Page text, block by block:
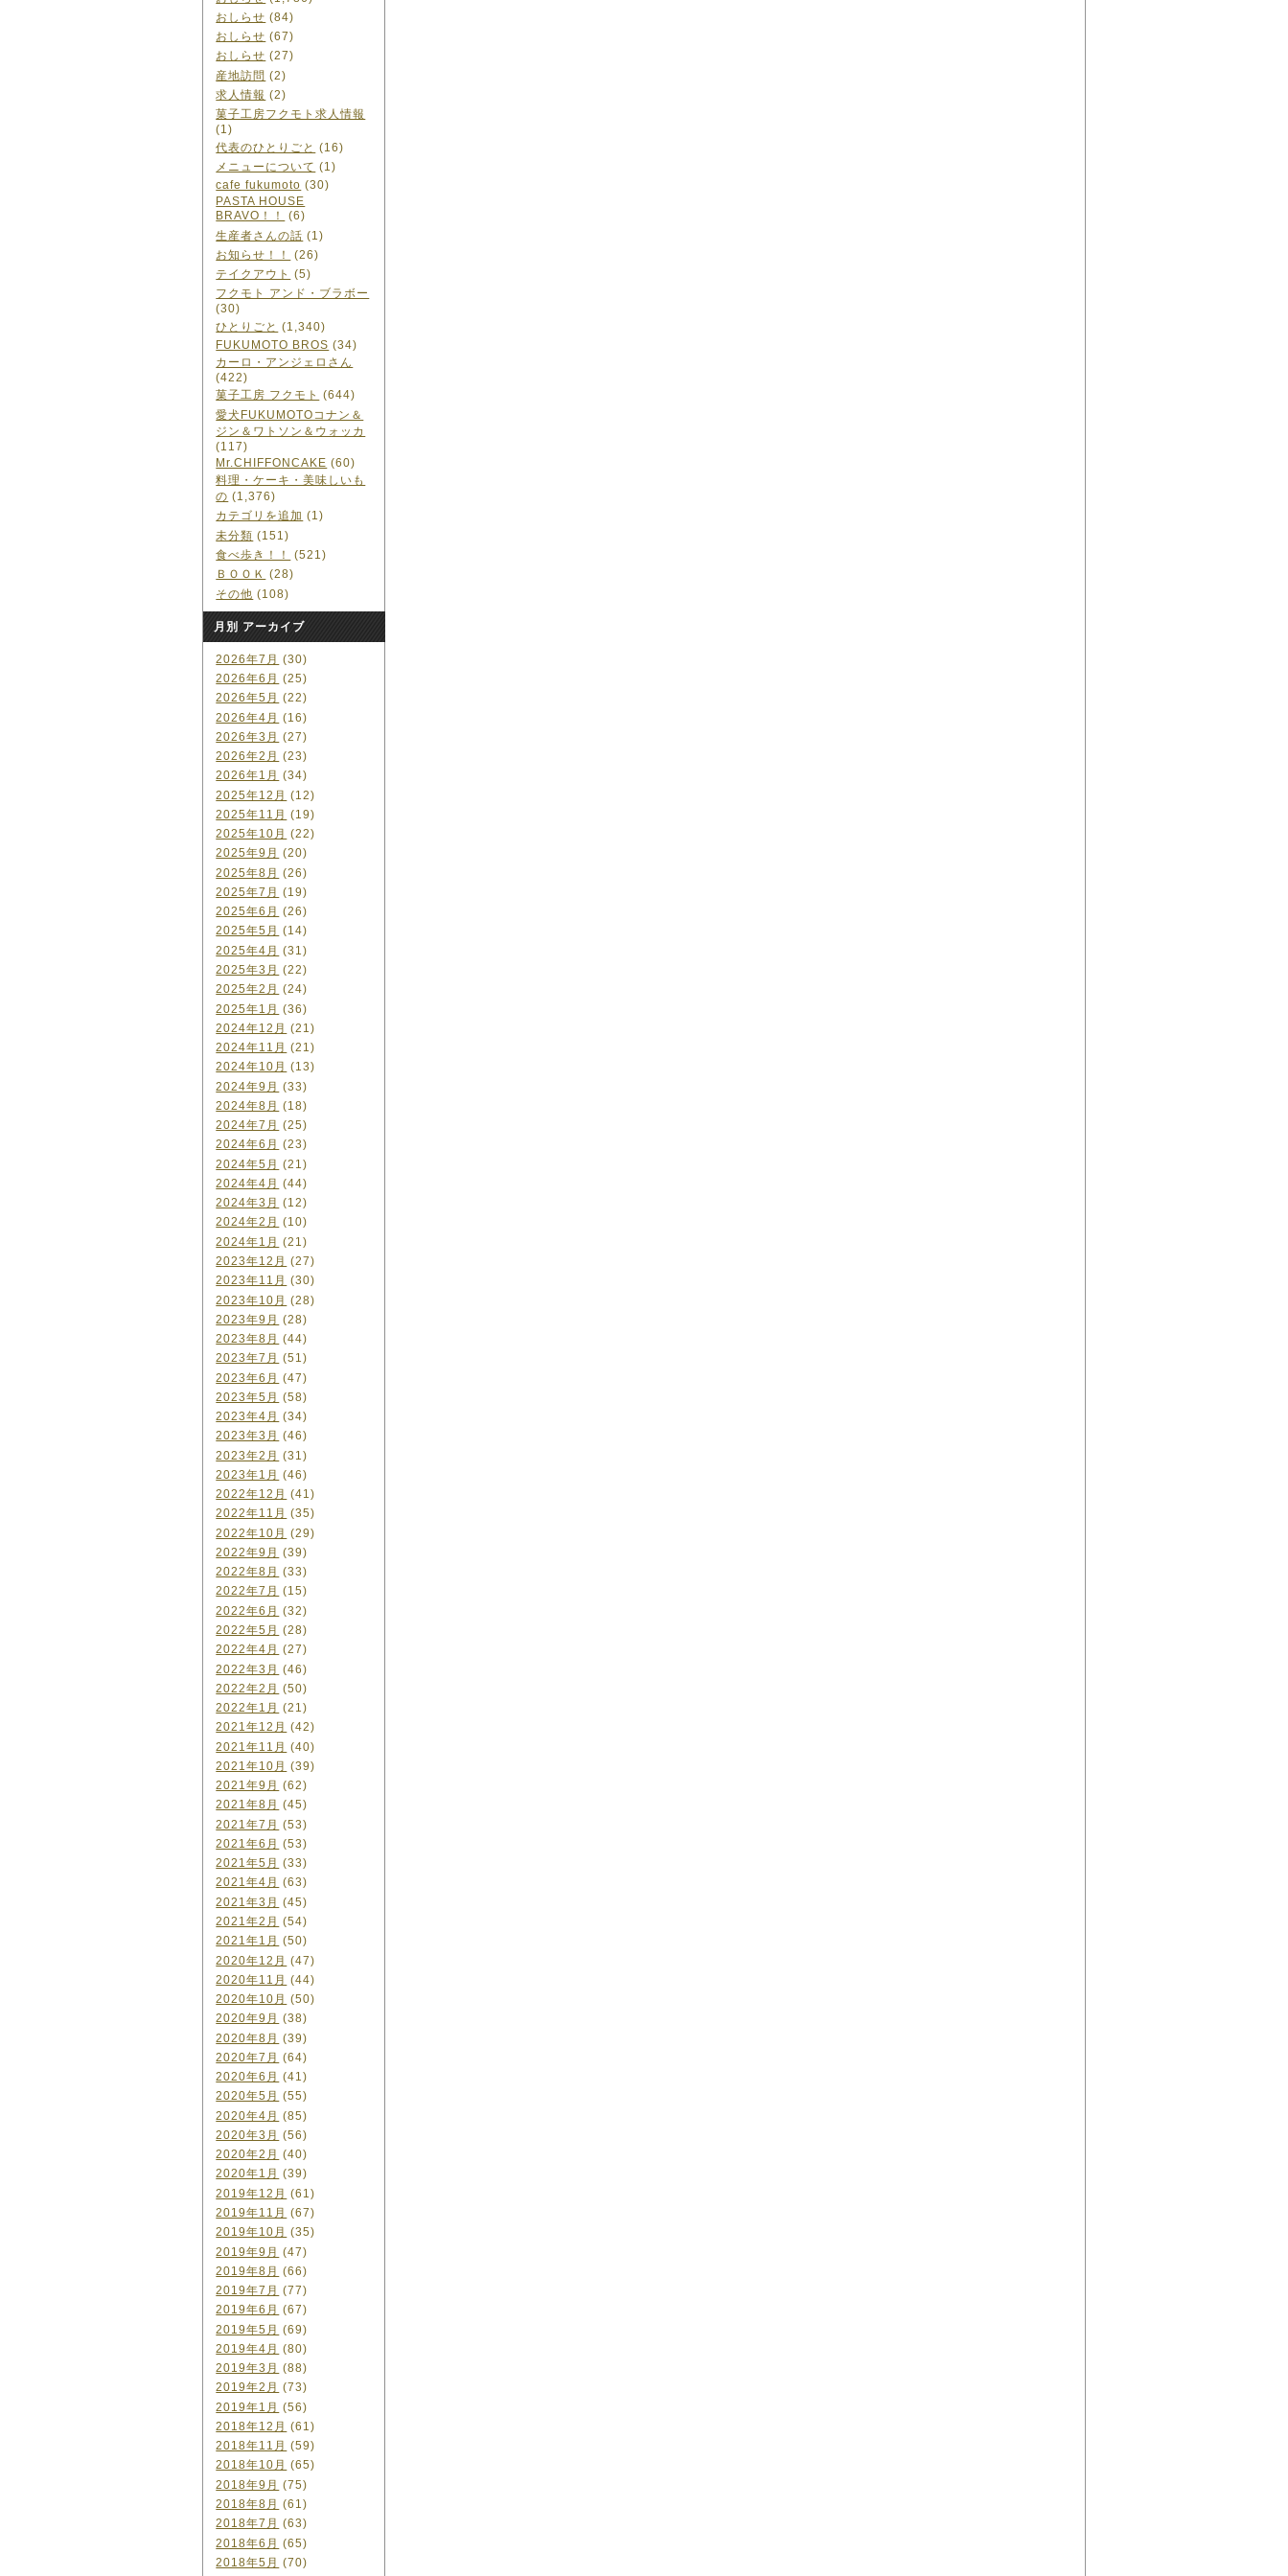
おしらせ (84)
おしらせ (67)
おしらせ (27)
産地訪問 (2)
求人情報 (2)
菓子工房フクモト求人情報
(1)
代表のひとりごと (16)
メニューについて (1)
cafe fukumoto (30)
PASTA HOUSE
BRAVO！！
(6)
生産者さんの話 (1)
お知らせ！！
(26)
テイクアウト (5)
フクモト アンド・ブラボー
(30)
ひとりごと (1,340)
FUKUMOTO BROS (34)
カーロ・アンジェロさん
(422)
菓子工房 フクモト (644)
愛犬FUKUMOTOコナン＆
ジン＆ワトソン＆ウォッカ
(117)
Mr.CHIFFONCAKE (60)
料理・ケーキ・美味しいも
の (1,376)
カテゴリを追加 (1)
未分類 (151)
食べ歩き！！
(521)
ＢＯＯＫ (28)
その他 (108)
月別 アーカイブ
2026年7月 (30)
2026年6月 (25)
2026年5月 (22)
2026年4月 (16)
2026年3月 (27)
2026年2月 (23)
2026年1月 (34)
2025年12月 (12)
2025年11月 (19)
2025年10月 (22)
2025年9月 (20)
2025年8月 (26)
2025年7月 (19)
2025年6月 (26)
2025年5月 (14)
2025年4月 (31)
2025年3月 (22)
2025年2月 (24)
2025年1月 (36)
2024年12月 (21)
2024年11月 (21)
2024年10月 (13)
2024年9月 (33)
2024年8月 (18)
2024年7月 (25)
2024年6月 (23)
2024年5月 (21)
2024年4月 (44)
2024年3月 (12)
2024年2月 (10)
2024年1月 (21)
2023年12月 (27)
2023年11月 (30)
2023年10月 (28)
2023年9月 (28)
2023年8月 (44)
2023年7月 (51)
2023年6月 (47)
2023年5月 (58)
2023年4月 (34)
2023年3月 (46)
2023年2月 (31)
2023年1月 (46)
2022年12月 (41)
2022年11月 (35)
2022年10月 (29)
2022年9月 (39)
2022年8月 (33)
2022年7月 (15)
2022年6月 (32)
2022年5月 (28)
2022年4月 (27)
2022年3月 (46)
2022年2月 (50)
2022年1月 (21)
2021年12月 (42)
2021年11月 (40)
2021年10月 (39)
2021年9月 (62)
2021年8月 (45)
2021年7月 (53)
2021年6月 (53)
2021年5月 (33)
2021年4月 (63)
2021年3月 (45)
2021年2月 (54)
2021年1月 (50)
2020年12月 (47)
2020年11月 (44)
2020年10月 (50)
2020年9月 (38)
2020年8月 (39)
2020年7月 (64)
2020年6月 (41)
2020年5月 (55)
2020年4月 (85)
2020年3月 (56)
2020年2月 (40)
2020年1月 (39)
2019年12月 (61)
2019年11月 (67)
2019年10月 (35)
2019年9月 (47)
2019年8月 (66)
2019年7月 (77)
2019年6月 (67)
2019年5月 (69)
2019年4月 (80)
2019年3月 (88)
2019年2月 (73)
2019年1月 (56)
2018年12月 (61)
2018年11月 (59)
2018年10月 (65)
2018年9月 (75)
2018年8月 (61)
2018年7月 (63)
2018年6月 (65)
2018年5月 (70)